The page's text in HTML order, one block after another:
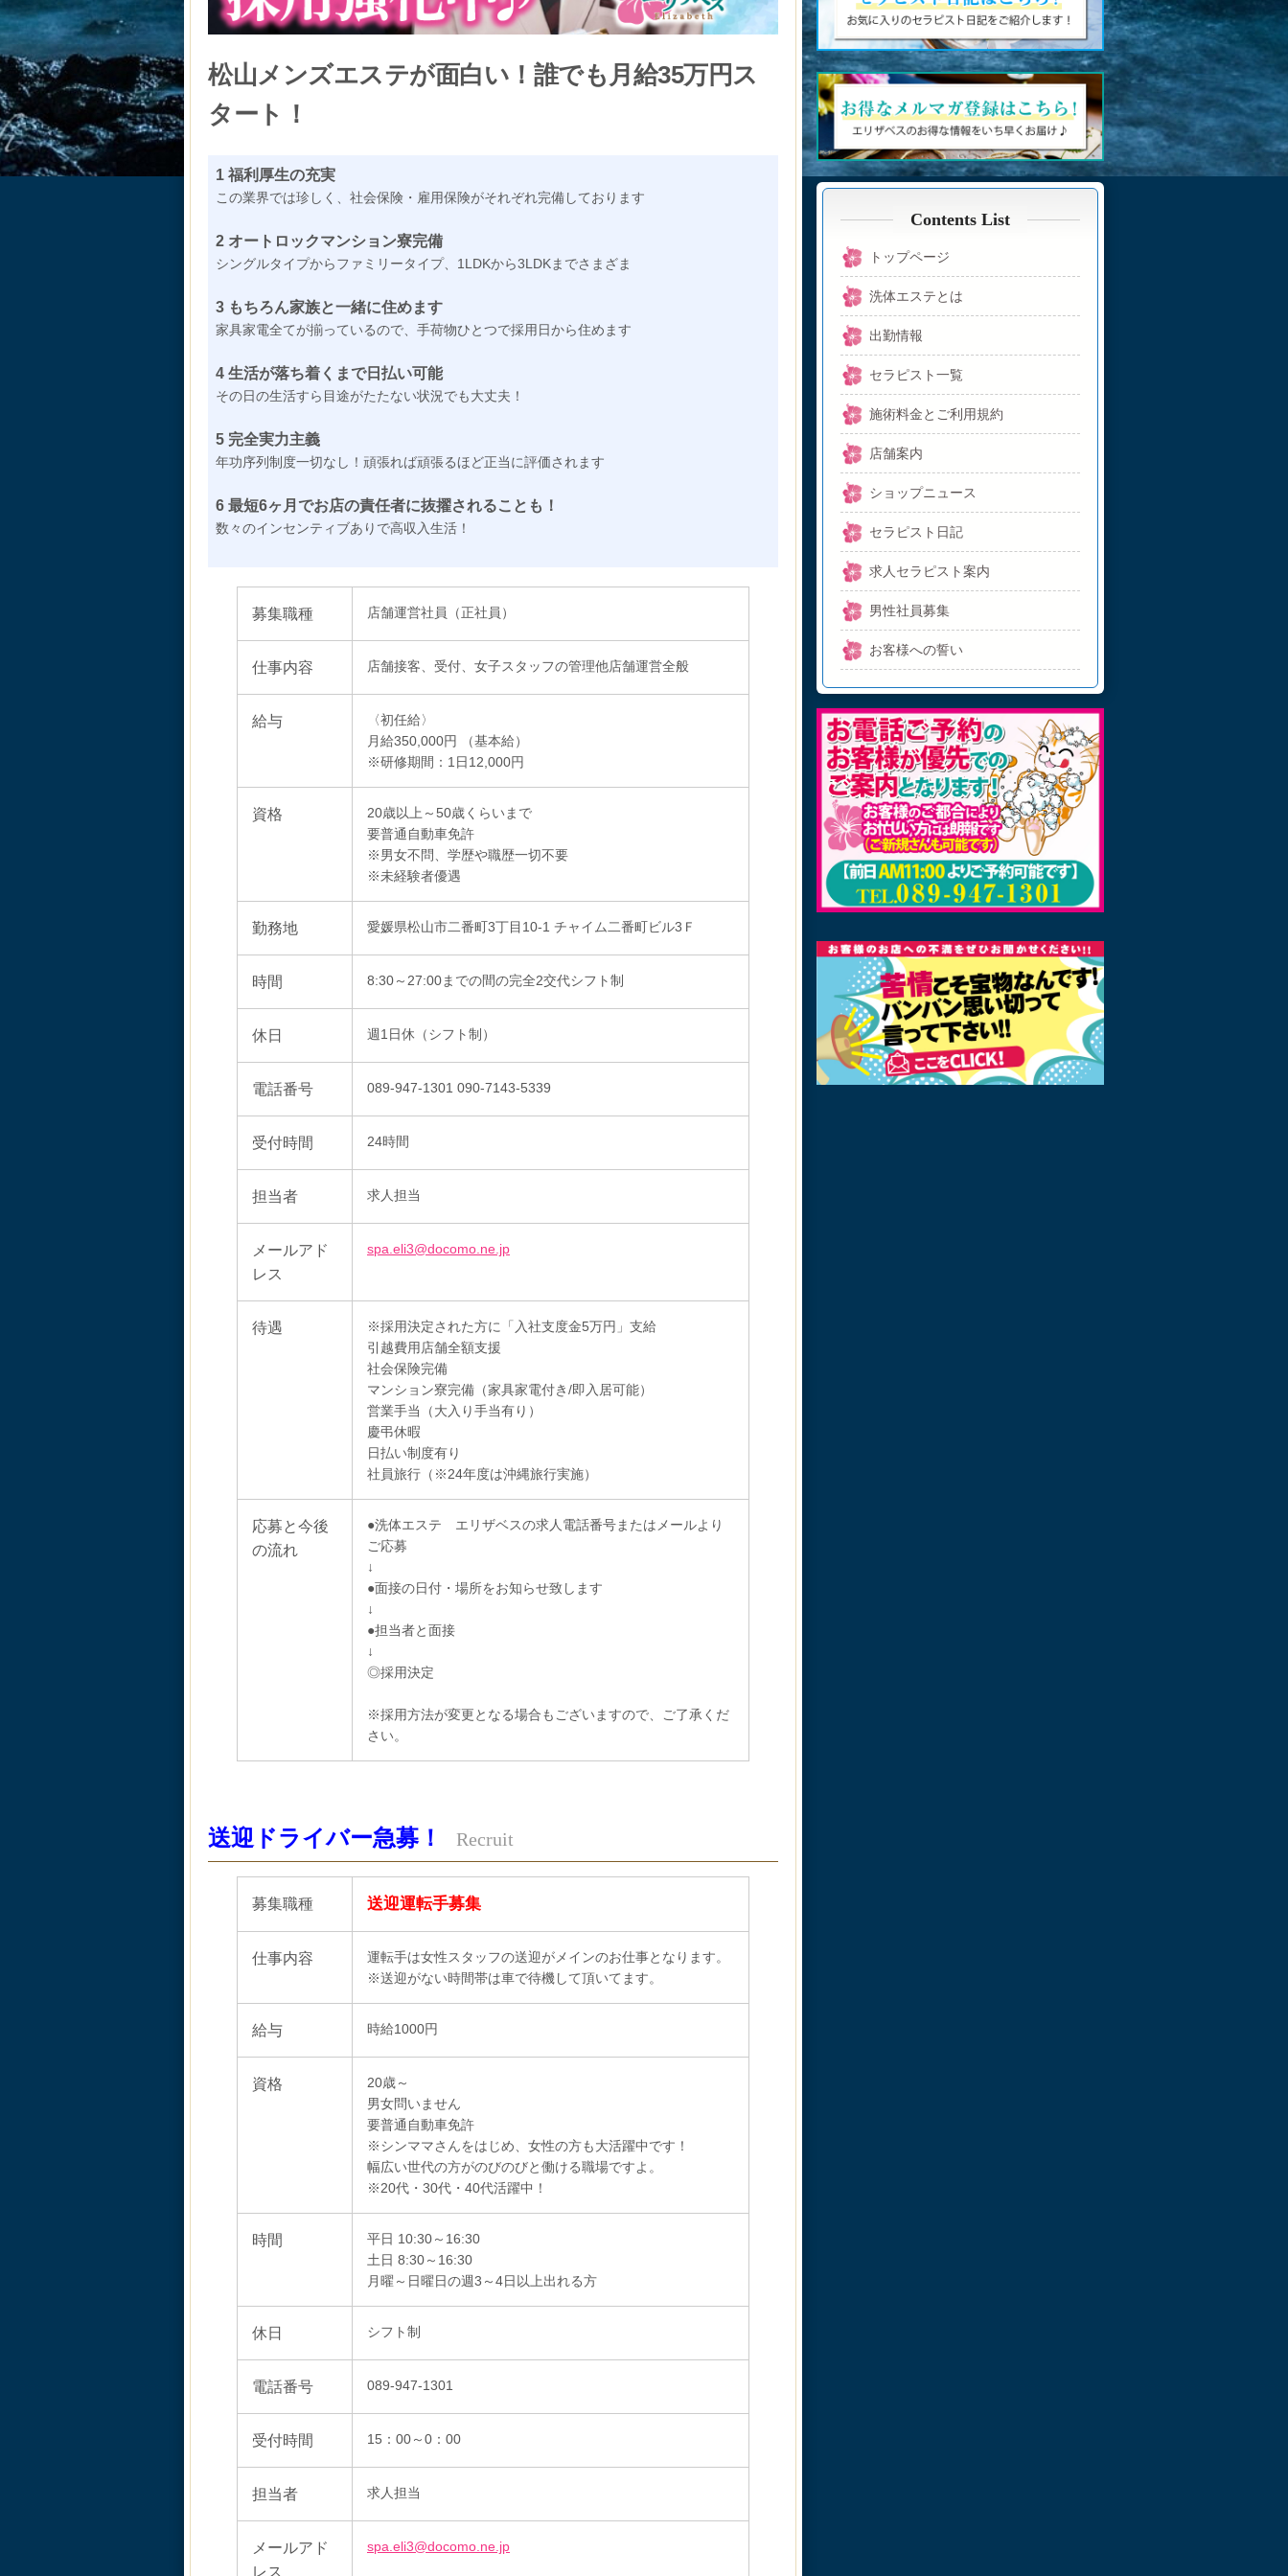
松山メンズエステが面白い！誰でも月給35万円ス
タート！
1 福利厚生の充実
この業界では珍しく、社会保険・雇用保険がそれぞれ完備しております
2 オートロックマンション寮完備
シングルタイプからファミリータイプ、1LDKから3LDKまでさまざま
3 もちろん家族と一緒に住めます
家具家電全てが揃っているので、手荷物ひとつで採用日から住めます
4 生活が落ち着くまで日払い可能
その日の生活すら目途がたたない状況でも大丈夫！
5 完全実力主義
年功序列制度一切なし！頑張れば頑張るほど正当に評価されます
6 最短6ヶ月でお店の責任者に抜擢されることも！
数々のインセンティブありで高収入生活！
募集職種 店舗運営社員（正社員）
仕事内容 店舗接客、受付、女子スタッフの管理他店舗運営全般
給与
〈初任給〉
月給350,000円 （基本給）
※研修期間：1日12,000円
資格
20歳以上～50歳くらいまで
要普通自動車免許
※男女不問、学歴や職歴一切不要
※未経験者優遇
勤務地 愛媛県松山市二番町3丁目10-1 チャイム二番町ビル3Ｆ
時間 8:30～27:00までの間の完全2交代シフト制
休日 週1日休（シフト制）
電話番号 089-947-1301 090-7143-5339
受付時間 24時間
担当者 求人担当
メールアド
レス
spa.eli3@docomo.ne.jp
待遇
※採用決定された方に「入社支度金5万円」支給
引越費用店舗全額支援
社会保険完備
マンション寮完備（家具家電付き/即入居可能）
営業手当（大入り手当有り）
慶弔休暇
日払い制度有り
社員旅行（※24年度は沖縄旅行実施）
応募と今後
の流れ
●洗体エステ エリザベスの求人電話番号またはメールより
ご応募
↓
●面接の日付・場所をお知らせ致します
↓
●担当者と面接
↓
◎採用決定
※採用方法が変更となる場合もございますので、ご了承くだ
さい。
送迎ドライバー急募！ Recruit
募集職種 送迎運転手募集
仕事内容
運転手は女性スタッフの送迎がメインのお仕事となります。
※送迎がない時間帯は車で待機して頂いてます。
給与 時給1000円
資格
20歳～
男女問いません
要普通自動車免許
※シンママさんをはじめ、女性の方も大活躍中です！
幅広い世代の方がのびのびと働ける職場ですよ。
※20代・30代・40代活躍中！
時間
平日 10:30～16:30
土日 8:30～16:30
月曜～日曜日の週3～4日以上出れる方
休日 シフト制
電話番号 089-947-1301
受付時間 15：00～0：00
担当者 求人担当
メールアド
レス
spa.eli3@docomo.ne.jp
Contents List
トップページ
洗体エステとは
出勤情報
セラピスト一覧
施術料金とご利用規約
店舗案内
ショップニュース
セラピスト日記
求人セラピスト案内
男性社員募集
お客様への誓い